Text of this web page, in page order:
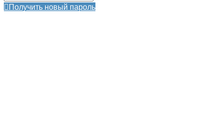
Получить новый пароль